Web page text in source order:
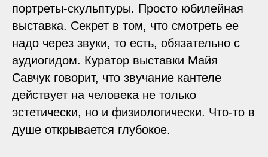
портреты-скульптуры. Просто юбилейная
выставка. Секрет в том, что смотреть ее
надо через звуки, то есть, обязательно с
аудиогидом. Куратор выставки Майя
Савчук говорит, что звучание кантеле
действует на человека не только
эстетически, но и физиологически. Что-то в
душе открывается глубокое.